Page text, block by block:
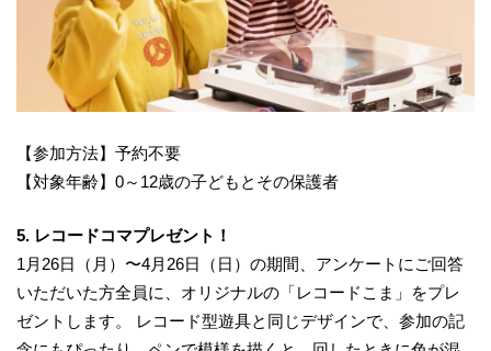
【参加方法】予約不要
【対象年齢】0～12歳の子どもとその保護者
5. レコードコマプレゼント！
1月26日（月）〜4月26日（日）の期間、アンケートにご回答
いただいた方全員に、オリジナルの「レコードこま」をプレ
ゼントします。 レコード型遊具と同じデザインで、参加の記